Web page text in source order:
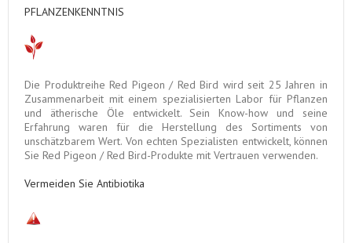
PFLANZENKENNTNIS
Die Produktreihe Red Pigeon / Red Bird wird seit 25 Jahren in
Zusammenarbeit mit einem spezialisierten Labor für Pflanzen
und ätherische Öle entwickelt.
Sein Know-how und seine
Erfahrung waren für die Herstellung des Sortiments von
unschätzbarem Wert. Von echten Spezialisten entwickelt, können
Sie Red Pigeon / Red Bird-Produkte mit Vertrauen verwenden.
Vermeiden Sie Antibiotika